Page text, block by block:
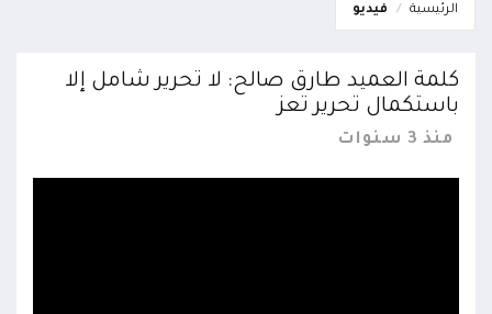
الرئيسية فيديو
كلمة العميد طارق صالح: لا تحرير شامل إلا
باستكمال تحرير تعز
منذ 3 سنوات